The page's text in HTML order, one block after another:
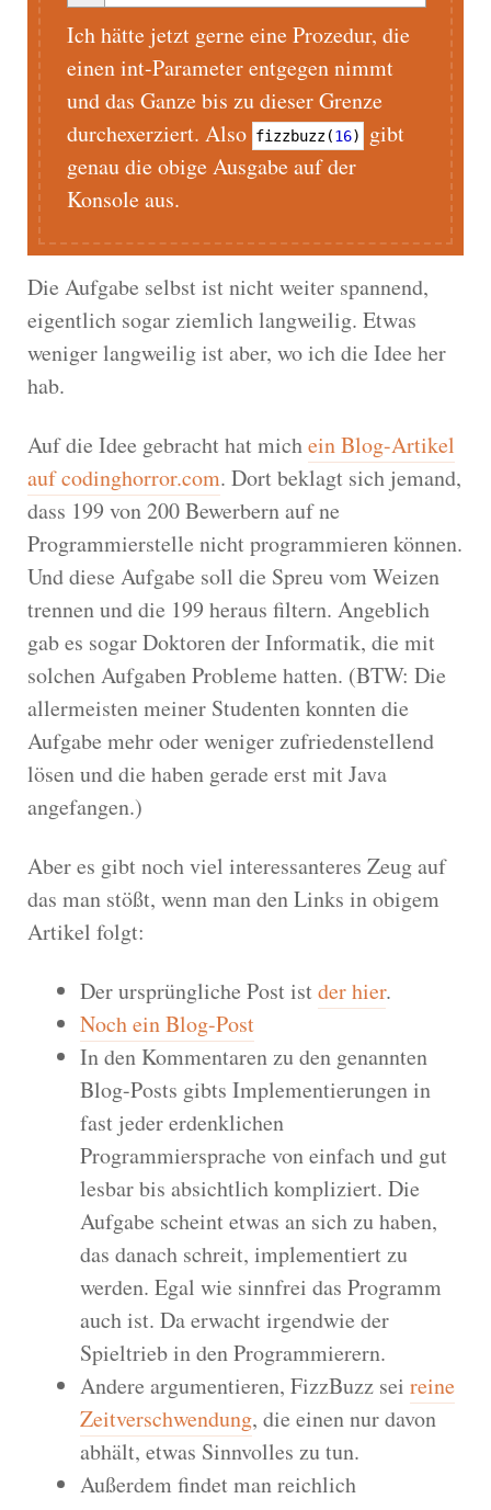
Ich hätte jetzt gerne eine Prozedur, die
einen int-Parameter entgegen nimmt
und das Ganze bis zu dieser Grenze
durchexerziert. Also fizzbuzz(16)
gibt
genau die obige Ausgabe auf der
Konsole aus.
Die Aufgabe selbst ist nicht weiter spannend,
eigentlich sogar ziemlich langweilig. Etwas
weniger langweilig ist aber, wo ich die Idee her
hab.
Auf die Idee gebracht hat michein Blog-Artikel
auf codinghorror.com. Dort beklagt sich jemand,
dass 199 von 200 Bewerbern auf ne
Programmierstelle nicht programmieren können.
Und diese Aufgabe soll die Spreu vom Weizen
trennen und die 199 heraus filtern. Angeblich
gab es sogar Doktoren der Informatik, die mit
solchen Aufgaben Probleme hatten. (BTW: Die
allermeisten meiner Studenten konnten die
Aufgabe mehr oder weniger zufriedenstellend
lösen und die haben gerade erst mit Java
angefangen.)
Aber es gibt noch viel interessanteres Zeug auf
das man stößt, wenn man den Links in obigem
Artikel folgt:
Der ursprüngliche Post istder hier.
Noch ein Blog-Post
In den Kommentaren zu den genannten
Blog-Posts gibts Implementierungen in
fast jeder erdenklichen
Programmiersprache von einfach und gut
lesbar bis absichtlich kompliziert. Die
Aufgabe scheint etwas an sich zu haben,
das danach schreit, implementiert zu
werden. Egal wie sinnfrei das Programm
auch ist. Da erwacht irgendwie der
Spieltrieb in den Programmierern.
Andere argumentieren, FizzBuzz sei reine
Zeitverschwendung, die einen nur davon
abhält, etwas Sinnvolles zu tun.
Außerdem findet man reichlich